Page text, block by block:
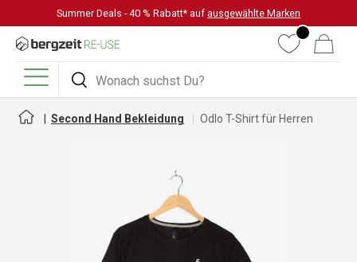
DIREKT ZUM INHALT
Summer Deals - 40 % Rabatt* auf ausgewählte Marken
Suchen
Suchen
WunschlisteWarenkorb
Menü
Second Hand Bekleidung Odlo T-Shirt für Herren